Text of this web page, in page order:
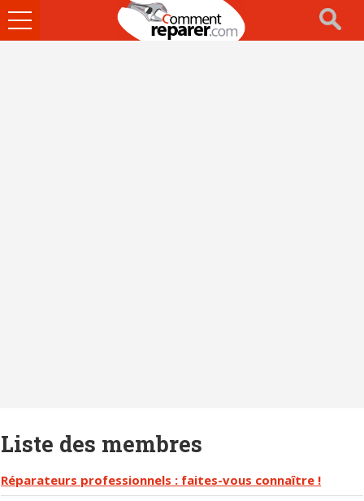
Ouvrir
le
Liste des membres
Réparateurs professionnels : faites-vous connaître !